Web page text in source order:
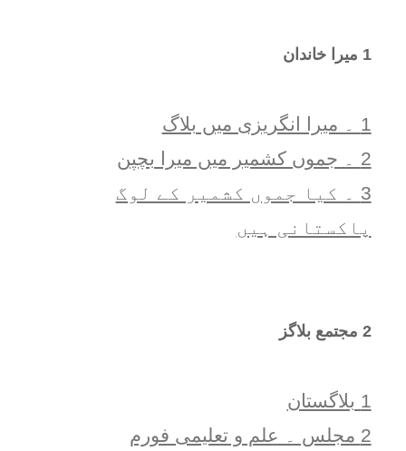
1 ميرا خاندان
1 ۔ ميرا انگريزی ميں بلاگ
2 ۔ جموں کشمیر میں میرا بچپن
3 ۔ کیا جموں کشمیر کے لوگ
پاکستانی ہیں
2 مجتمع بلاگز
1 بلاگستان
2 مجلس ۔ علم و تعلیمی فورم